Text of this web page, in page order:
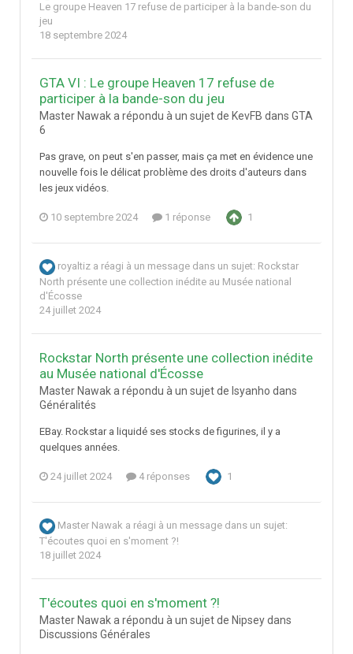
Le groupe Heaven 17 refuse de participer à la bande-son du
jeu
18 septembre 2024
GTA VI : Le groupe Heaven 17 refuse de
participer à la bande-son du jeu
Master Nawak a répondu à un sujet de KevFB dans GTA
6
Pas grave, on peut s'en passer, mais ça met en évidence une
nouvelle fois le délicat problème des droits d'auteurs dans
les jeux vidéos.
10 septembre 2024 1 réponse 1
royaltiz a réagi à un message dans un sujet: Rockstar
North présente une collection inédite au Musée national
d'Écosse
24 juillet 2024
Rockstar North présente une collection inédite
au Musée national d'Écosse
Master Nawak a répondu à un sujet de Isyanho dans
Généralités
EBay. Rockstar a liquidé ses stocks de figurines, il y a
quelques années.
24 juillet 2024 4 réponses 1
Master Nawak a réagi à un message dans un sujet:
T'écoutes quoi en s'moment ?!
18 juillet 2024
T'écoutes quoi en s'moment ?!
Master Nawak a répondu à un sujet de Nipsey dans
Discussions Générales